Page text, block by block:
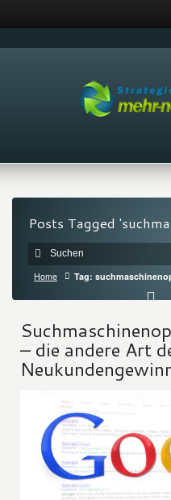
Posts Tagged
Home Tag:
– die andere Art